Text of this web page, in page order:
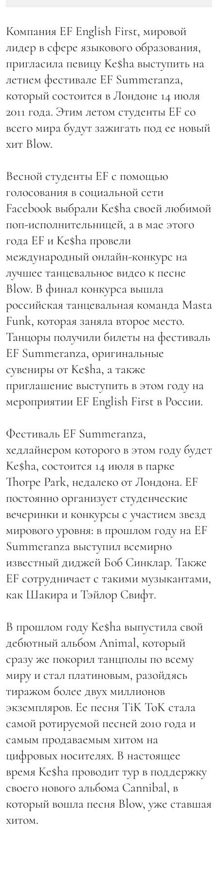
Компания EF English First, мировой
лидер в сфере языкового образования,
пригласила певицу Ke$ha выступить на
летнем фестивале EF Summeranza,
который состоится в Лондоне 14 июля
2011 года. Этим летом студенты EF со
всего мира будут зажигать под ее новый
хит Blow.
Весной студенты EF с помощью
голосования в социальной сети
Facebook выбрали Ke$ha своей любимой
поп-исполнительницей, а в мае этого
года EF и Ke$ha провели
международный онлайн-конкурс на
лучшее танцевальное видео к песне
Blow. В финал конкурса вышла
российская танцевальная команда Masta
Funk, которая заняла второе место.
Танцоры получили билеты на фестиваль
EF Summeranza, оригинальные
сувениры от Ke$ha, а также
приглашение выступить в этом году на
мероприятии EF English First в России.
Фестиваль EF Summeranza,
хедлайнером которого в этом году будет
Ke$ha, состоится 14 июля в парке
Thorpe Park, недалеко от Лондона. EF
постоянно организует студенческие
вечеринки и конкурсы с участием звезд
мирового уровня: в прошлом году на EF
Summeranza выступил всемирно
известный диджей Боб Синклар. Также
EF сотрудничает с такими музыкантами,
как Шакира и Тэйлор Свифт.
В прошлом году Ke$ha выпустила свой
дебютный альбом Animal, который
сразу же покорил танцполы по всему
миру и стал платиновым, разойдясь
тиражом более двух миллионов
экземпляров. Ее песня TiK ToK стала
самой ротируемой песней 2010 года и
самым продаваемым хитом на
цифровых носителях. В настоящее
время Ke$ha проводит тур в поддержку
своего нового альбома Cannibal, в
который вошла песня Blow, уже ставшая
хитом.